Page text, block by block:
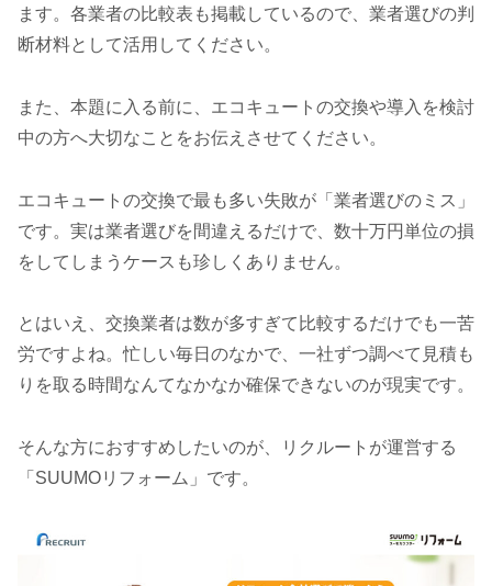
ます。各業者の比較表も掲載しているので、業者選びの判
断材料として活用してください。
また、本題に入る前に、エコキュートの交換や導入を検討
中の方へ大切なことをお伝えさせてください。
エコキュートの交換で最も多い失敗が「業者選びのミス」
です。実は業者選びを間違えるだけで、数十万円単位の損
をしてしまうケースも珍しくありません。
とはいえ、交換業者は数が多すぎて比較するだけでも一苦
労ですよね。忙しい毎日のなかで、一社ずつ調べて見積も
りを取る時間なんてなかなか確保できないのが現実です。
そんな方におすすめしたいのが、リクルートが運営する
「SUUMOリフォーム」です。